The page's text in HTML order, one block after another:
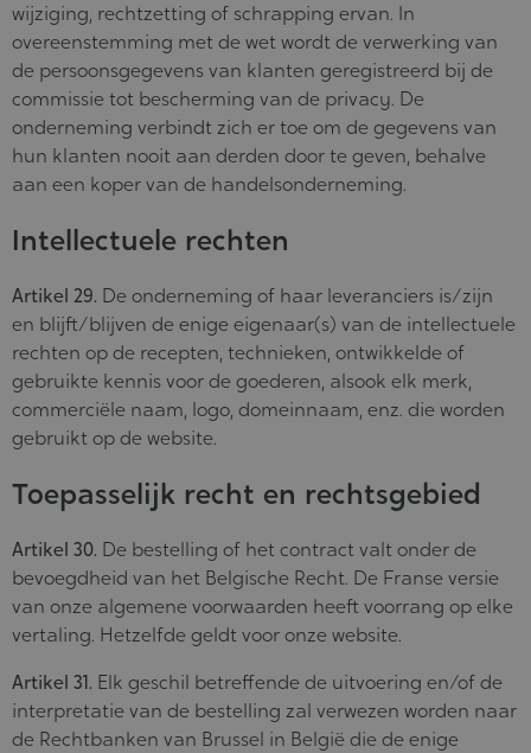
wijziging, rechtzetting of schrapping ervan. In
overeenstemming met de wet wordt de verwerking van
de persoonsgegevens van klanten geregistreerd bij de
commissie tot bescherming van de privacy. De
onderneming verbindt zich er toe om de gegevens van
hun klanten nooit aan derden door te geven, behalve
aan een koper van de handelsonderneming.
Intellectuele rechten
Artikel 29. De onderneming of haar leveranciers is/zijn
en blijft/blijven de enige eigenaar(s) van de intellectuele
rechten op de recepten, technieken, ontwikkelde of
gebruikte kennis voor de goederen, alsook elk merk,
commerciële naam, logo, domeinnaam, enz. die worden
gebruikt op de website.
Toepasselijk recht en rechtsgebied
Artikel 30. De bestelling of het contract valt onder de
bevoegdheid van het Belgische Recht. De Franse versie
van onze algemene voorwaarden heeft voorrang op elke
vertaling. Hetzelfde geldt voor onze website.
Artikel 31. Elk geschil betreffende de uitvoering en/of de
interpretatie van de bestelling zal verwezen worden naar
de Rechtbanken van Brussel in België die de enige